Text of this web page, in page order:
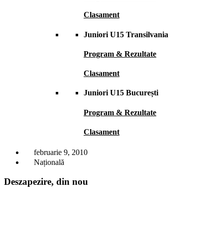
Clasament
Juniori U15 Transilvania
Program & Rezultate
Clasament
Juniori U15 București
Program & Rezultate
Clasament
februarie 9, 2010
Națională
Deszapezire, din nou